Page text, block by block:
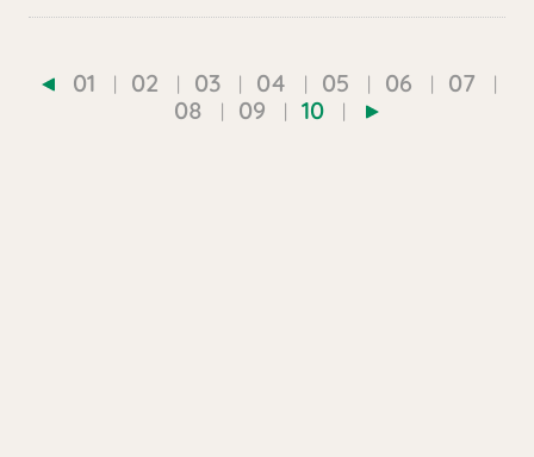
01 02 03 04 05 06
07
08
09 10